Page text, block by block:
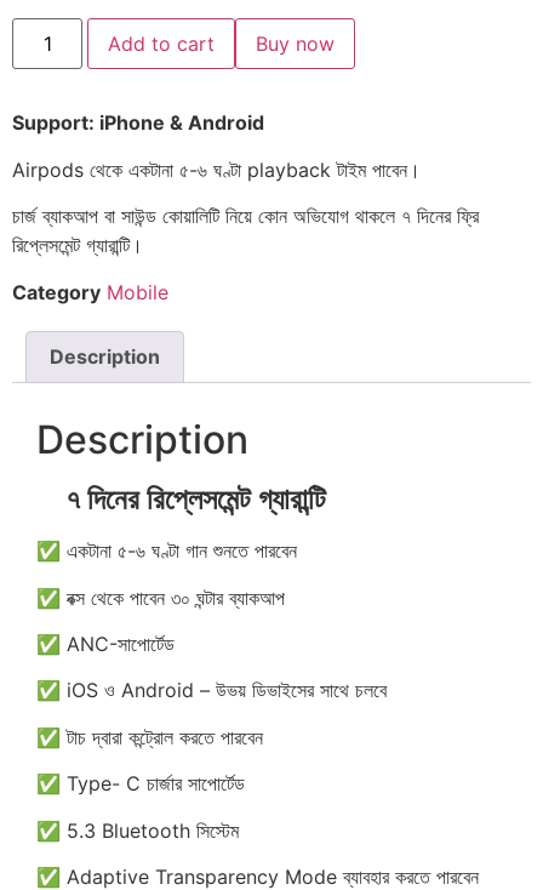
Add to cart Buy now
Support: iPhone & Android
Airpods থেকে একটানা ৫-৬ ঘণ্টা playback টাইম পাবেন।
চার্জ ব্যাকআপ বা সাউন্ড কোয়ালিটি নিয়ে কোন অভিযোগ থাকলে ৭ দিনের ফ্রি
রিপ্লেসমেন্ট গ্যারান্টি।
Category Mobile
Description
Description
৭ দিনের রিপ্লেসমেন্ট গ্যারান্টি
✅ একটানা ৫-৬ ঘণ্টা গান শুনতে পারবেন
✅ বক্স থেকে পাবেন ৩০ ঘন্টার ব্যাকআপ
✅ ANC-সাপোর্টেড
✅ iOS ও Android – উভয় ডিভাইসের সাথে চলবে
✅ টাচ দ্বারা কন্ট্রোল করতে পারবেন
✅ Type- C চার্জার সাপোর্টেড
✅ 5.3 Bluetooth সিস্টেম
✅ Adaptive Transparency Mode ব্যাবহার করতে পারবেন